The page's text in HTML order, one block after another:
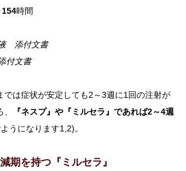
154時間
添付文書
付文書
は症状が安定しても2～3週に1回の注射が
『ネスプ』や『ミルセラ』であれば2～4週
ようになります1,2)。
期を持つ『ミルセラ』